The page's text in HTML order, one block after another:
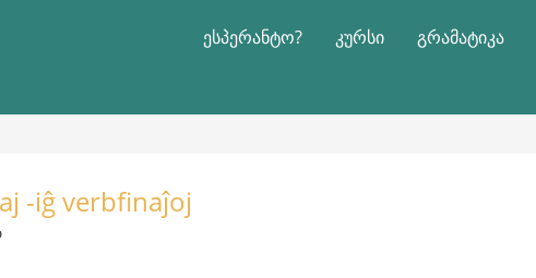
ესპერანტო? კურსი გრამატიკა
-iĝ verbfinaĵoj